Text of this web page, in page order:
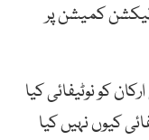
کمیشن پر
کو نوٹیفائی کیا
کیوں نہیں کیا